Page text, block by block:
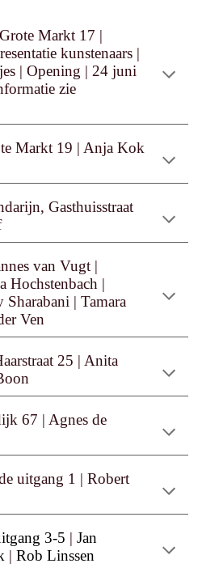
Markt 17 |
kunstenaars |
| Opening | 24 juni
zie
Markt 19 | Anja Kok
Gasthuisstraat
van Vugt |
Hochstenbach |
Sharabani | Tamara
Ven
25 | Anita
67 | Agnes de
uitgang 1 | Robert
3-5 | Jan
| Rob Linssen